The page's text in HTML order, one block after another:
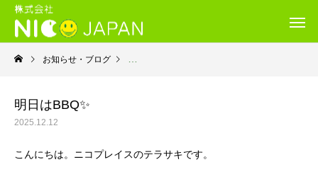
お知らせ・ブログ 就労継続支援Ｂ型・ニコプレイス
明日はBBQ✨
2025.12.12
こんにちは。ニコプレイスのテラサキです。